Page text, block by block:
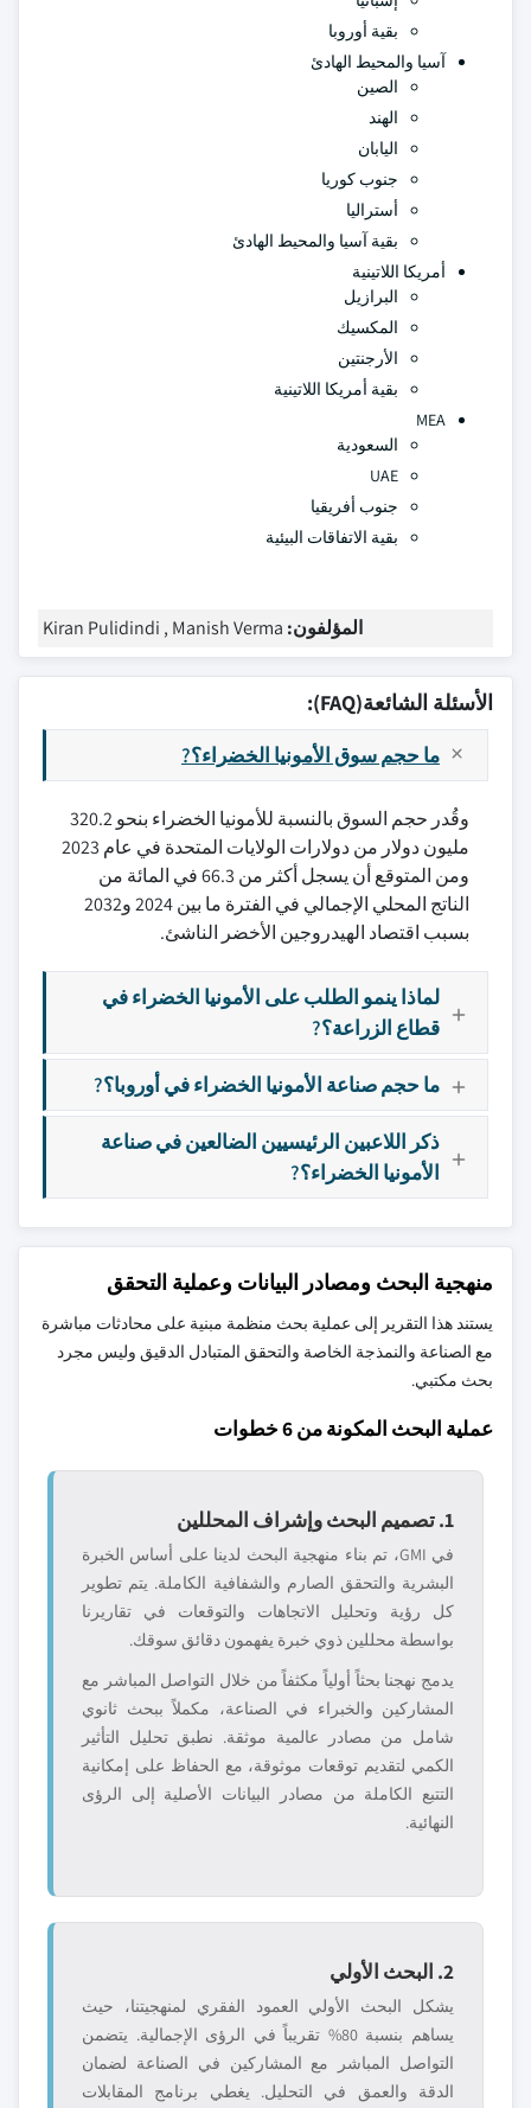
بقية أوروبا
آسيا والمحيط الهادئ
الصين
الهند
اليابان
جنوب كوريا
أستراليا
بقية آسيا والمحيط الهادئ
أمريكا اللاتينية
البرازيل
المكسيك
الأرجنتين
بقية أمريكا اللاتينية
MEA
السعودية
UAE
جنوب أفريقيا
بقية الاتفاقات البيئية
المؤلفون: Kiran Pulidindi , Manish Verma
الأسئلة الشائعة(FAQ):
ما حجم سوق الأمونيا الخضراء؟?
وقُدر حجم السوق بالنسبة للأمونيا الخضراء بنحو 320.2
مليون دولار من دولارات الولايات المتحدة في عام 2023
ومن المتوقع أن يسجل أكثر من 66.3 في المائة من
الناتج المحلي الإجمالي في الفترة ما بين 2024 و2032
بسبب اقتصاد الهيدروجين الأخضر الناشئ.
لماذا ينمو الطلب على الأمونيا الخضراء في
قطاع الزراعة؟?
ما حجم صناعة الأمونيا الخضراء في أوروبا؟?
ذكر اللاعبين الرئيسيين الضالعين في صناعة
الأمونيا الخضراء؟?
منهجية البحث ومصادر البيانات وعملية التحقق
يستند هذا التقرير إلى عملية بحث منظمة مبنية على محادثات مباشرة
مع الصناعة والنمذجة الخاصة والتحقق المتبادل الدقيق وليس مجرد
بحث مكتبي.
عملية البحث المكونة من 6 خطوات
1. تصميم البحث وإشراف المحللين
في GMI، تم بناء منهجية البحث لدينا على أساس الخبرة
البشرية والتحقق الصارم والشفافية الكاملة. يتم تطوير
كل رؤية وتحليل الاتجاهات والتوقعات في تقاريرنا
بواسطة محللين ذوي خبرة يفهمون دقائق سوقك.
يدمج نهجنا بحثاً أولياً مكثفاً من خلال التواصل المباشر مع
المشاركين والخبراء في الصناعة، مكملاً ببحث ثانوي
شامل من مصادر عالمية موثقة. نطبق تحليل التأثير
الكمي لتقديم توقعات موثوقة، مع الحفاظ على إمكانية
التتبع الكاملة من مصادر البيانات الأصلية إلى الرؤى
النهائية.
2. البحث الأولي
يشكل البحث الأولي العمود الفقري لمنهجيتنا، حيث
يساهم بنسبة 80% تقريباً في الرؤى الإجمالية. يتضمن
التواصل المباشر مع المشاركين في الصناعة لضمان
الدقة والعمق في التحليل. يغطي برنامج المقابلات